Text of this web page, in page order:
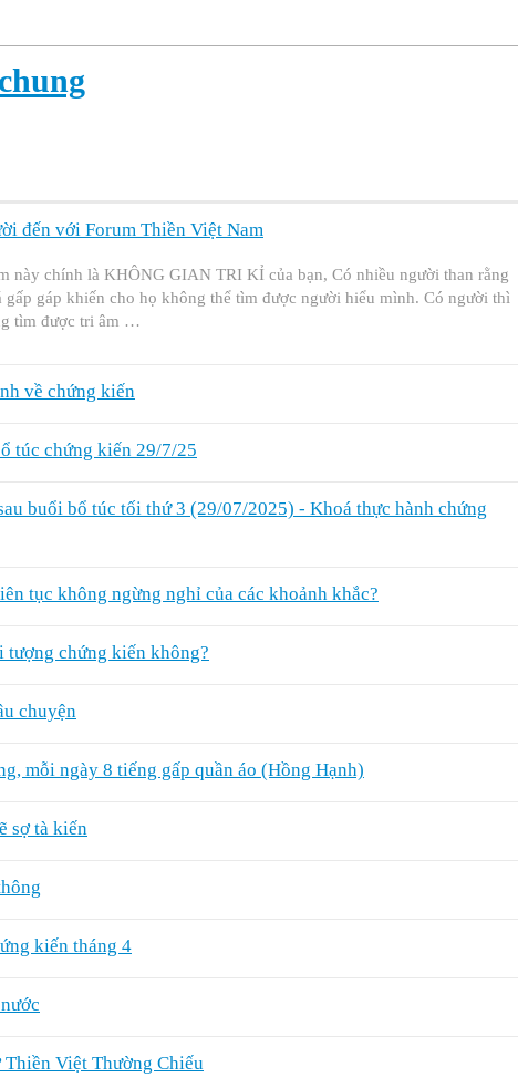
đến với Forum Thiền Việt Nam
này chính là KHÔNG GIAN TRI KỈ của bạn, Có nhiều người than rằng
gấp gáp khiến cho họ không thể tìm được người hiểu mình. Có người thì
tìm được tri âm …
về chứng kiến
túc chứng kiến 29/7/25
buổi bổ túc tối thứ 3 (29/07/2025) - Khoá thực hành chứng
tục không ngừng nghỉ của các khoảnh khắc?
tượng chứng kiến không?
chuyện
mỗi ngày 8 tiếng gấp quần áo (Hồng Hạnh)
sợ tà kiến
kiến tháng 4
Việt Thường Chiếu